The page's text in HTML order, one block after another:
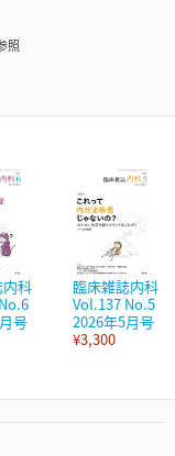
照
内科
号
臨床雑誌内科
Vol.137 No.5
2026年5月号
¥3,300